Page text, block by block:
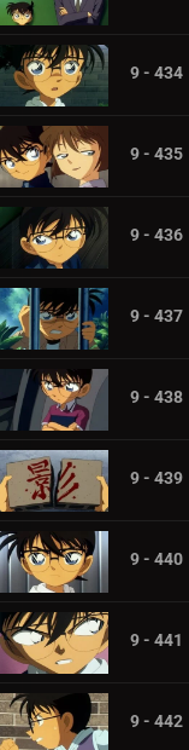
9 - 434
9 - 435
9 - 436
9 - 437
9 - 438
9 - 439
9 - 440
9 - 441
9 - 442